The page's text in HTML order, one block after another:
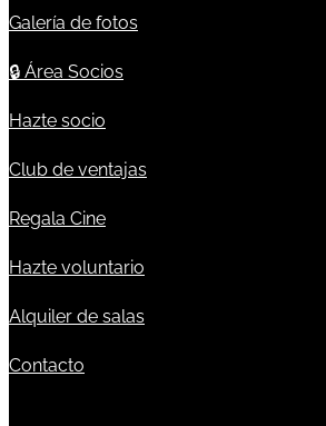
Galería de fotos
🔒 Área Socios
Hazte socio
Club de ventajas
Regala Cine
Hazte voluntario
Alquiler de salas
Contacto